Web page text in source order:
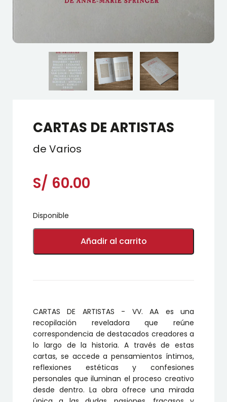
CARTAS DE ARTISTAS
de Varios
S/ 60.00
Disponible
CARTAS
ARTISTAS
Añadir al carrito
CARTAS DE ARTISTAS - VV. AA es una
recopilación reveladora que reúne
correspondencia de destacados creadores a
lo largo de la historia. A través de estas
cartas, se accede a pensamientos íntimos,
reflexiones estéticas y confesiones
personales que iluminan el proceso creativo
desde dentro. La obra ofrece una mirada